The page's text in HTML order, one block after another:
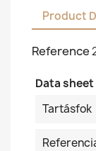
Product
Reference
Data sheet
Tartásfok